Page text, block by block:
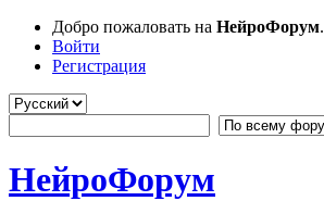
Добро пожаловать на НейроФорум.
Войти
Регистрация
НейроФорум